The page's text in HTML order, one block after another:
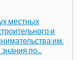
местных
и
им.
по...